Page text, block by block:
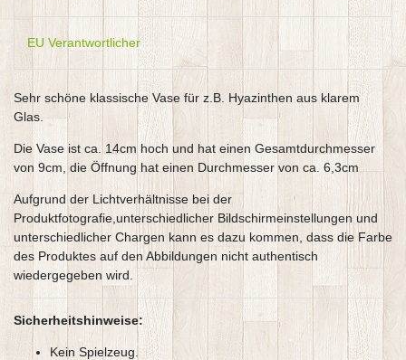
EU Verantwortlicher
Sehr schöne klassische Vase für z.B. Hyazinthen aus klarem
Glas.
Die Vase ist ca. 14cm hoch und hat einen Gesamtdurchmesser
von 9cm, die Öffnung hat einen Durchmesser von ca. 6,3cm
Aufgrund der Lichtverhältnisse bei der
Produktfotografie,unterschiedlicher Bildschirmeinstellungen und
unterschiedlicher Chargen kann es dazu kommen, dass die Farbe
des Produktes auf den Abbildungen nicht authentisch
wiedergegeben wird.
Sicherheitshinweise:
Kein Spielzeug.